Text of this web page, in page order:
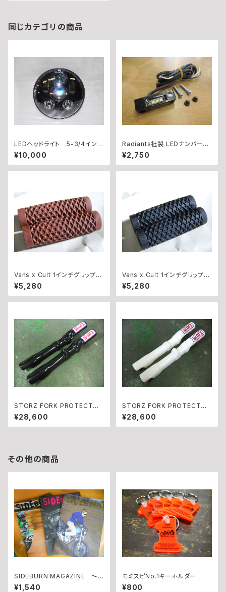
同じカテゴリの商品
LEDヘッドライト 5-3/4イン
チ
¥10,000
Radiants社製 LEDナンバー
灯 黒
¥2,750
Vans x Cult 1インチグリップ
BROWN
¥5,280
Vans x Cult 1インチグリップ
BLACK
¥5,280
STORZ FORK PROTECTOR
S BLACK
¥28,600
STORZ FORK PROTECTOR
S WHITE
¥28,600
その他の商品
SIDEBURN MAGAZINE ～I
SSUE20
¥1,540
モミスピNo.1キーホルダー
¥800